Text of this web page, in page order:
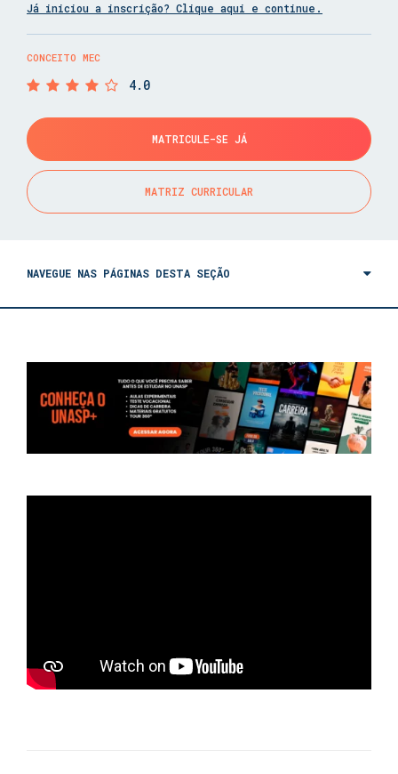
Já iniciou a inscrição? Clique aqui e continue.
CONCEITO MEC
4.0
MATRICULE-SE JÁ
MATRIZ CURRICULAR
NAVEGUE NAS PÁGINAS DESTA SEÇÃO